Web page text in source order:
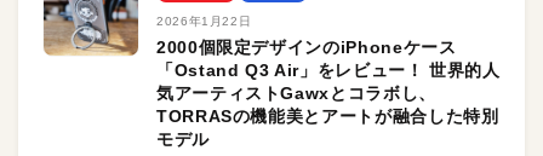
2026年1月22日
2000個限定デザインのiPhoneケース
「Ostand Q3 Air」をレビュー！ 世界的人
気アーティストGawxとコラボし、
TORRASの機能美とアートが融合した特別
モデル